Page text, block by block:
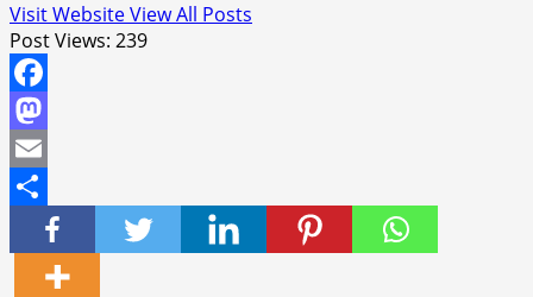
Visit WebsiteView All Posts
Post Views: 239
Facebook
Mastodon
Email
Share